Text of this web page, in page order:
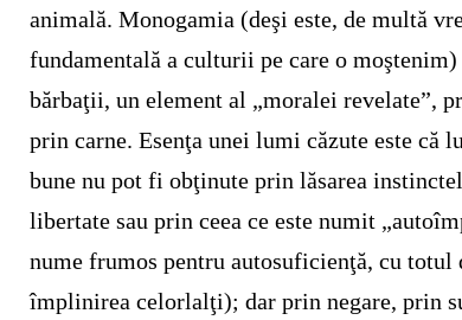
animală. Monogamia (deşi este, de multă
fundamentală a culturii pe care o moştenim)
bărbaţii, un element al „moralei revelate”,
prin carne. Esenţa unei lumi căzute este că
bune nu pot fi obţinute prin lăsarea
libertate sau prin ceea ce este numit
nume frumos pentru autosuficienţă, cu totul
împlinirea celorlalţi); dar prin negare, prin